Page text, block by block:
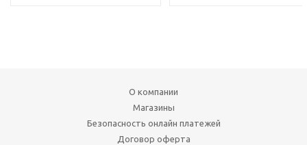
О компании
Магазины
Безопасность онлайн платежей
Договор оферта